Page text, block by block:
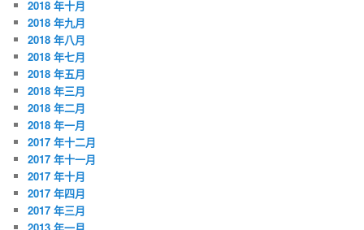
2018 年十月
2018 年九月
2018 年八月
2018 年七月
2018 年五月
2018 年三月
2018 年二月
2018 年一月
2017 年十二月
2017 年十一月
2017 年十月
2017 年四月
2017 年三月
2013 年一月